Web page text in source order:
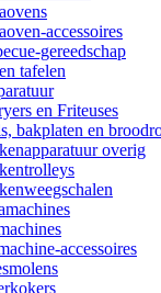
accessoires
gereedschap
tafelen
en Friteuses
bakplaten en
overig
accessoires